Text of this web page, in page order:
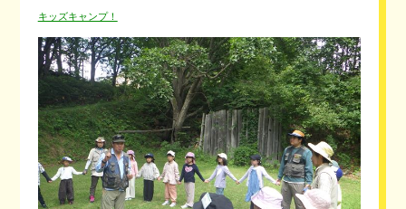
キッズキャンプ！